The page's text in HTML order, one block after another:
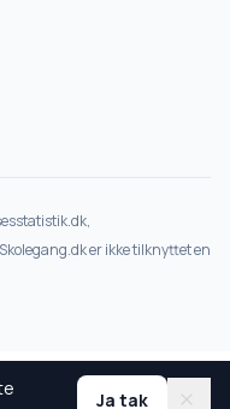
er ikke tilknyttet en
Ja tak